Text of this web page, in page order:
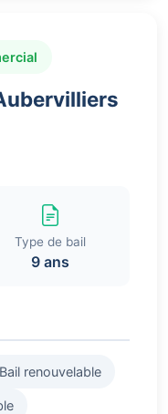
Type de bail
9 ans
Bail renouvelable